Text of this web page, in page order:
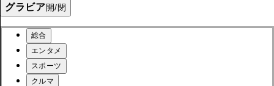
グラビア開/閉
総合
エンタメ
スポーツ
クルマ